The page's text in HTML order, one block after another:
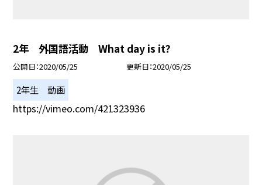
2年 外国語活動 What day is it?
公開日 2020/05/25 更新日 2020/05/25
2年生 動画
https://vimeo.com/421323936